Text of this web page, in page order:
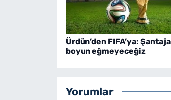
Ürdün’den FIFA’ya: Şantaja
boyun eğmeyeceğiz
Yorumlar